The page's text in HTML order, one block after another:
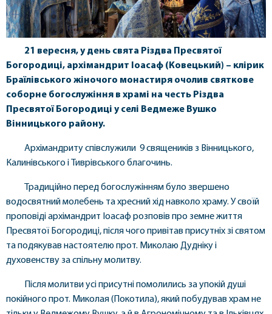
21 вересня, у день свята Різдва Пресвятої
Богородиці, архімандрит Іоасаф (Ковецький) – клірик
Браїлівського жіночого монастиря очолив святкове
соборне богослужіння в храмі на честь Різдва
Пресвятої Богородиці у селі Ведмеже Вушко
Вінницького району.
Архімандриту співслужили 9 священиків з Вінницького,
Калинівського і Тиврівського благочинь.
Традиційно перед богослужінням було звершено
водосвятний молебень та хресний хід навколо храму. У своїй
проповіді архімандрит Іоасаф розповів про земне життя
Пресвятої Богородиці, після чого привітав присутніх зі святом
та подякував настоятелю прот. Миколаю Дудніку і
духовенству за спільну молитву.
Після молитви усі присутні помолились за упокій душі
покійного прот. Миколая (Покотила), який побудував храм не